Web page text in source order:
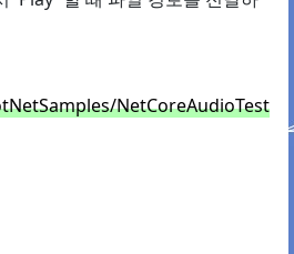
NetCoreAudioTest